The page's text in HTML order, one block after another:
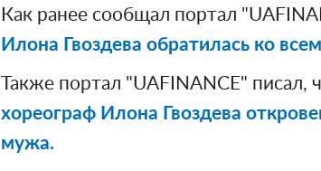
Как ранее сообщал портал
Илона Гвоздева обратилась ко
Также портал "UAFINANCE" писал,
хореограф Илона Гвоздева
мужа.